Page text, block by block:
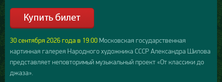
30 сентября 2026 года в 19:00Московская государственная
картинная галерея Народного художника СССР Александра Шилова
представляет неповторимый музыкальный проект «От классики до
джаза».